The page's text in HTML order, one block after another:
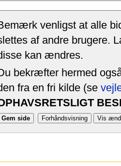
venligst at alle
af andre brugere.
kan ændres.
bekræfter hermed
fra en fri kilde (se